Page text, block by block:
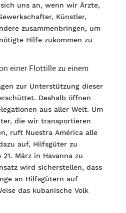
uns an, wenn wir Ärzte,
Künstler,
zusammenbringen, um
Hilfe zukommen zu
einer Flottille zu einem
zur Unterstützung dieser
Deshalb öffnen
aus aller Welt. Um
die wir transportieren
ruft Nuestra América alle
auf, Hilfsgüter zu
März in Havanna zu
wird sicherstellen, dass
an Hilfsgütern auf
das kubanische Volk